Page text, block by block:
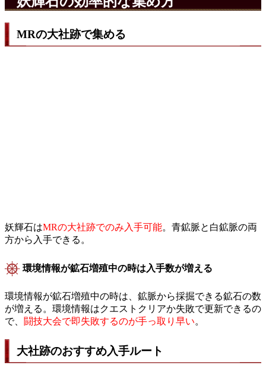
MRの大社跡で集める
妖輝石はMRの大社跡でのみ入手可能。青鉱脈と白鉱脈の両
方から入手できる。
環境情報が鉱石増殖中の時は入手数が増える
環境情報が鉱石増殖中の時は、鉱脈から採掘できる鉱石の数
が増える。環境情報はクエストクリアか失敗で更新できるの
で、 闘技大会で即失敗するのが手っ取り早い。
大社跡のおすすめ入手ルート